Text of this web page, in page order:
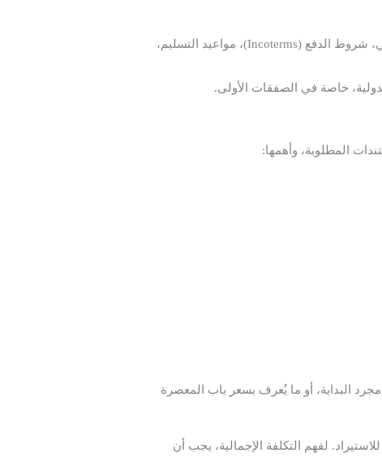
يجب أن يحدد العقد بوضوح: مواصفات الجودة الدقيقة للزيت، الكمية، نوع التعبئة والتغليف، السعر النهائي، شروط الدفع (Incoterms)، مواعيد التسليم،
المطلوبة، وأهمها:
البداية، أو ما يُعرف بسعر باب المعصرة
لفهم التكلفة الإجمالية، يجب أن